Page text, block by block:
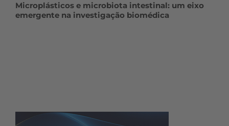
Microplásticos e microbiota intestinal: um eixo
emergente na investigação biomédica